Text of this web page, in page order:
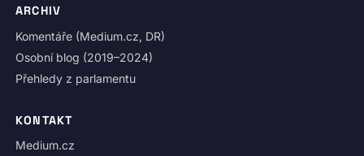
ARCHIV
Komentáře (Medium.cz, DR)
Osobní blog (2019–2024)
Přehledy z parlamentu
KONTAKT
Medium.cz